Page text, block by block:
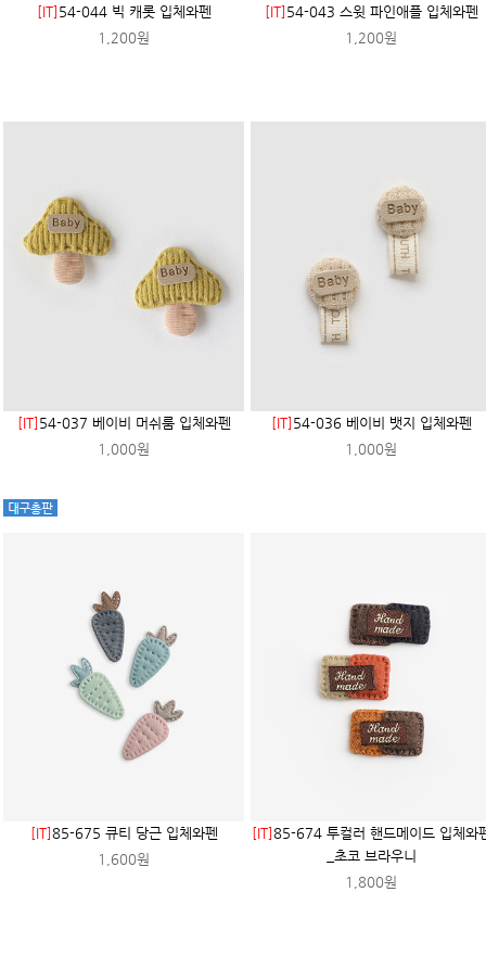
[IT] 54-044 빅 캐롯 입체와펜
1,200원
[IT] 54-043 스윗 파인애플 입체와펜
1,200원
[IT] 54-037 베이비 머쉬룸 입체와펜
1,000원
[IT] 54-036 베이비 뱃지 입체와펜
1,000원
[IT]85-675 큐티 당근 입체와펜
1,600원
[IT]85-674 투컬러 핸드메이드 입체와
_초코 브라우니
1,800원